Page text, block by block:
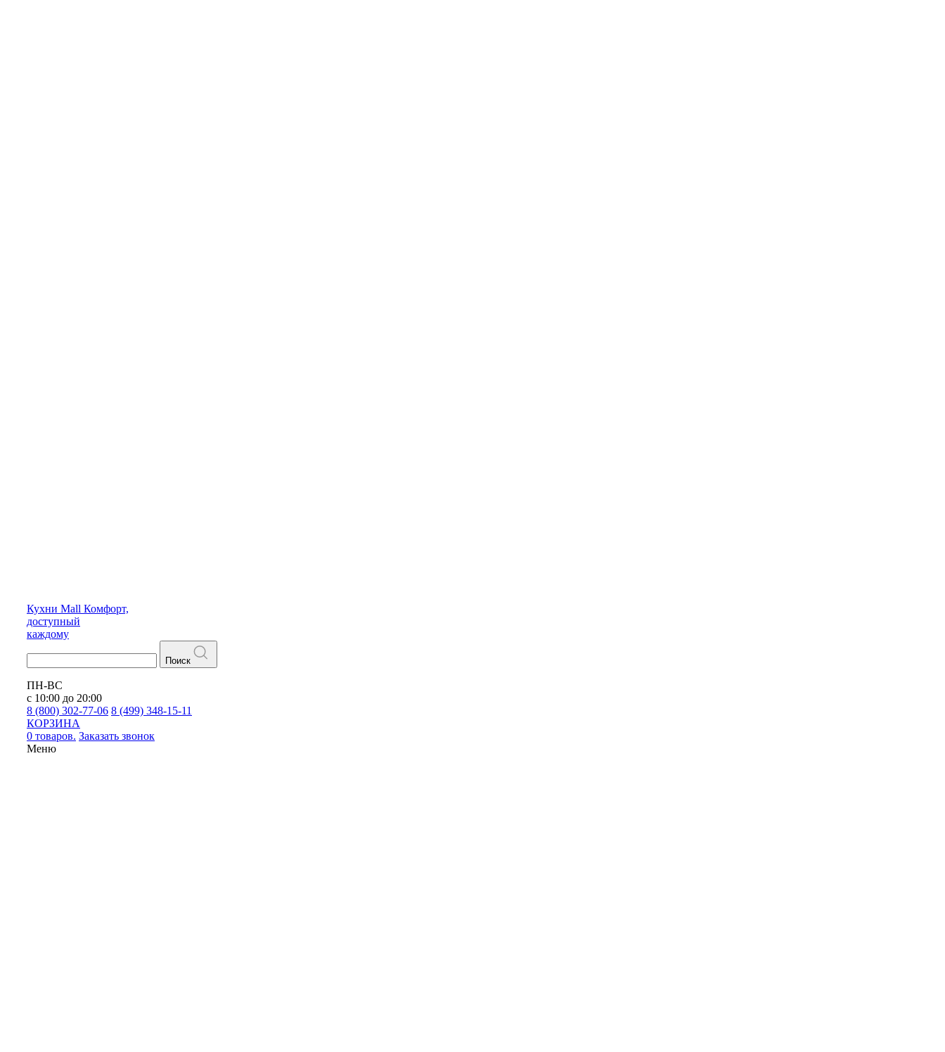
Кухни Mall Комфорт,
доступный
каждому
Поиск
ПН-ВС
с 10:00 до 20:00
8 (800) 302-77-06 8 (499) 348-15-11
КОРЗИНА
0 товаров. Заказать звонок
Меню